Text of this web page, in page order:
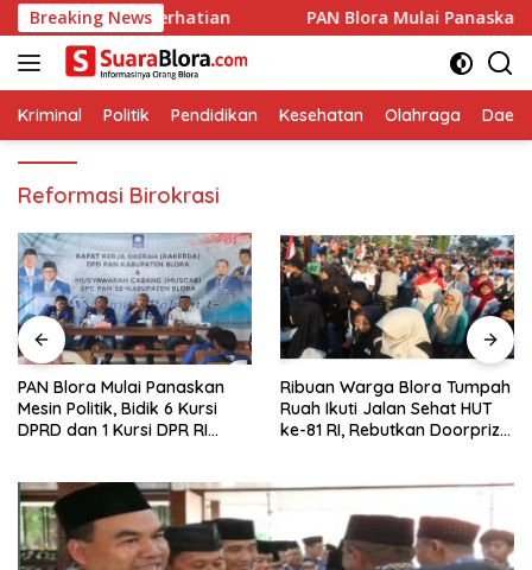
Langsung
ke
konten
Breaking News
Jadi Perhatian ‎PAN Blora Mulai Panaskan Mesin
Kriminal Politik Pendidikan Kesehatan Olahraga
Reformasi Birokrasi
‎PAN Blora Mulai Panaskan
Mesin Politik, Bidik 6 Kursi
DPRD dan 1 Kursi DPR RI
Ribuan Warga Blora Tumpah
Ruah Ikuti Jalan Sehat HUT
ke-81 RI, Rebutkan Doorprize